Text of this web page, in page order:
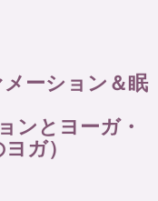
メーション＆眠
ンとヨーガ・
ガ）​